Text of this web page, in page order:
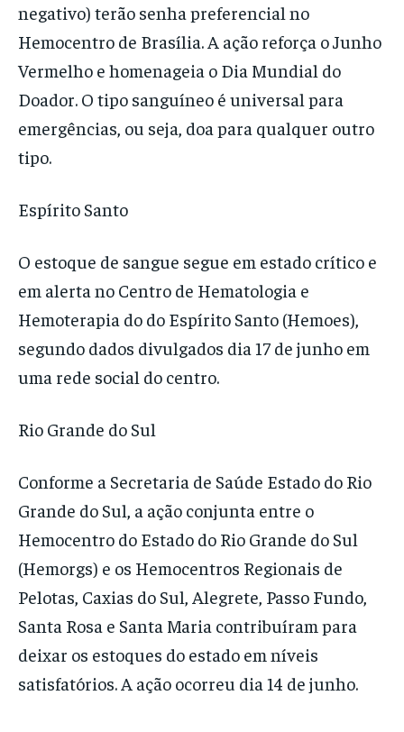
negativo) terão senha preferencial no
Hemocentro de Brasília. A ação reforça o Junho
Vermelho e homenageia o Dia Mundial do
Doador. O tipo sanguíneo é universal para
emergências, ou seja, doa para qualquer outro
tipo.
Espírito Santo
O estoque de sangue segue em estado crítico e
em alerta no Centro de Hematologia e
Hemoterapia do do Espírito Santo (Hemoes),
segundo dados divulgados dia 17 de junho em
uma rede social do centro.
Rio Grande do Sul
Conforme a Secretaria de Saúde Estado do Rio
Grande do Sul, a ação conjunta entre o
Hemocentro do Estado do Rio Grande do Sul
(Hemorgs) e os Hemocentros Regionais de
Pelotas, Caxias do Sul, Alegrete, Passo Fundo,
Santa Rosa e Santa Maria contribuíram para
deixar os estoques do estado em níveis
satisfatórios. A ação ocorreu dia 14 de junho.